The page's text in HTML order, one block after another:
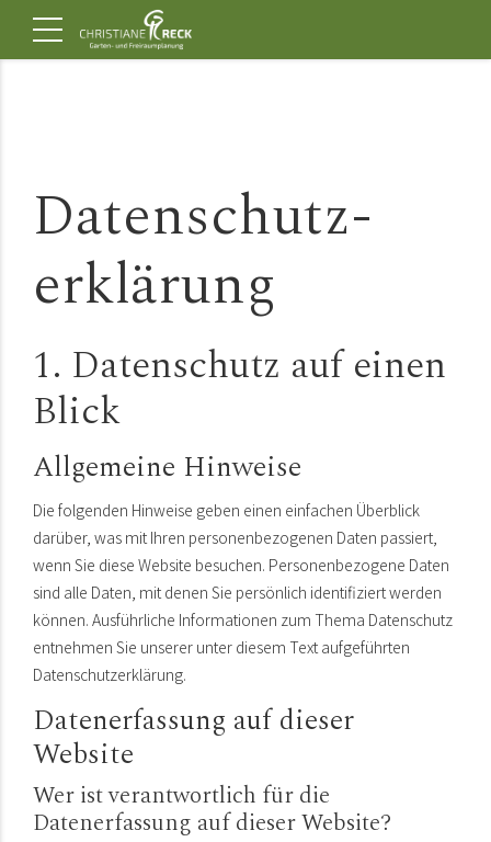
Datenschutz­
erklärung
1. Datenschutz auf einen
Blick
Allgemeine Hinweise
Die folgenden Hinweise geben einen einfachen Überblick
darüber, was mit Ihren personenbezogenen Daten passiert,
wenn Sie diese Website besuchen. Personenbezogene Daten
sind alle Daten, mit denen Sie persönlich identifiziert werden
können. Ausführliche Informationen zum Thema Datenschutz
entnehmen Sie unserer unter diesem Text aufgeführten
Datenschutzerklärung.
Datenerfassung auf dieser
Website
Wer ist verantwortlich für die
Datenerfassung auf dieser Website?